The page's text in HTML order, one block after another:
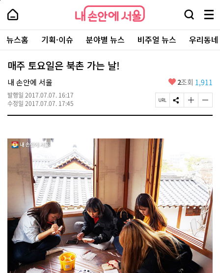
본
로
가
내
손
안
에
서
울
-
서
울
시
대
표
소
털
내
손
에
울
검
창
열
기
메
뉴
전
체
보
주
요
서
뉴스홈 기획·이슈 분야별 뉴스 비주얼 뉴스 우리동
매주 토요일은 북촌 가는 날!
내 손안에 서울
발행일 2017.07.07. 16:17
수정일 2017.07.07. 17:45
좋
요
2조회 1,911
페
이
R
L
복
사
S
N
글
자
변
경
하
기
글
자
경
하
기
페
상
단
로